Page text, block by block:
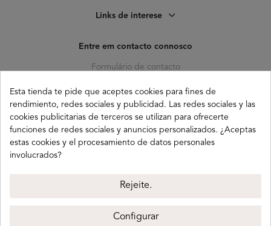
Links de interese
Entre em contacto connosco
Formulário de contacto
C. Pagés del Corro, 133, b
41010 (Triana) Sevilla
info@buganco.com
Buganco 2026
Esta tienda te pide que aceptes cookies para fines de
rendimiento, redes sociales y publicidad. Las redes sociales y las
cookies publicitarias de terceros se utilizan para ofrecerte
funciones de redes sociales y anuncios personalizados. ¿Aceptas
estas cookies y el procesamiento de datos personales
involucrados?
Rejeite.
Configurar